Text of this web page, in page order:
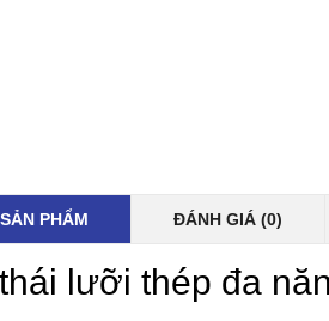
PHẨM ĐÁNH GIÁ (0)
lưỡi thép đa